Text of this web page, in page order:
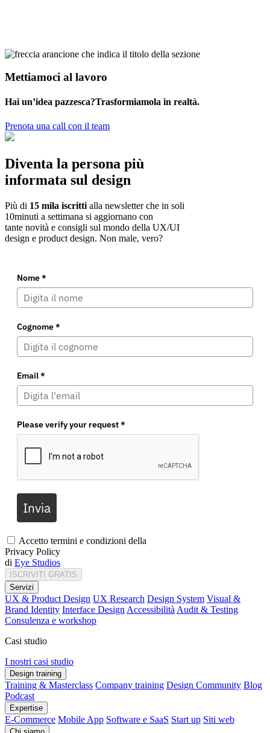
Mettiamoci al lavoro
Hai un’idea pazzesca?Trasformiamola in realtà.
Prenota una call con il team
Diventa la persona più
informata sul design
Più di 15 mila iscritti alla newsletter che in soli
10minuti a settimana si aggiornano con
tante novità e consigli sul mondo della UX/UI
design e product design. Non male, vero?
Nome*
Cognome*
Email*
Please verify your request*
Invia
Accetto termini e condizioni della
Privacy Policy
di Eye Studios
ISCRIVITI GRATIS
Servizi
UX & Product Design UX Research Design System Visual &
Brand Identity Interface Design Accessibilità Audit & Testing
Consulenza e workshop
Casi studio
I nostri casi studio
Design training
Training & Masterclass Company training Design Community Blog
Podcast
Expertise
E-Commerce Mobile App Software e SaaS Start up Siti web